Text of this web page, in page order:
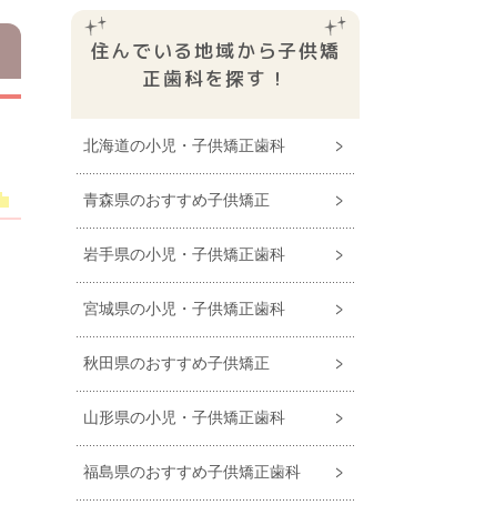
住んでいる地域から子供矯
正⻭科を探す！
北海道の小児・子供矯正歯科
青森県のおすすめ子供矯正
岩手県の小児・子供矯正歯科
宮城県の小児・子供矯正歯科
秋田県のおすすめ子供矯正
山形県の小児・子供矯正歯科
福島県のおすすめ⼦供矯正⻭科